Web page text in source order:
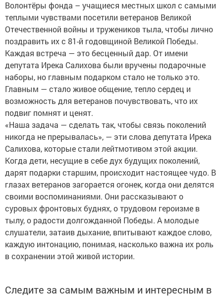
Волонтёры фонда – учащиеся местных школ с самыми
теплыми чувствами посетили ветеранов Великой
Отечественной войны и тружеников тыла, чтобы лично
поздравить их с 81-й годовщиной Великой Победы.
Каждая встреча — это бесценный дар. От имени
депутата Ирека Салихова были вручены подарочные
наборы, но главным подарком стало не только это.
Главным — стало живое общение, тепло сердец и
возможность для ветеранов почувствовать, что их
подвиг помнят и ценят.
«Наша задача — сделать так, чтобы связь поколений
никогда не прерывалась», — эти слова депутата Ирека
Салихова, которые стали лейтмотивом этой акции.
Когда дети, несущие в себе дух будущих поколений,
дарят подарки старшим, происходит настоящее чудо. В
глазах ветеранов загорается огонек, когда они делятся
своими воспоминаниями. Они рассказывают о
суровых фронтовых буднях, о трудовом героизме в
тылу, о радости долгожданной Победы. А молодые
слушатели, затаив дыхание, впитывают каждое слово,
каждую интонацию, понимая, насколько важна их роль
в сохранении этой живой истории.
Следите за самым важным и интересным в